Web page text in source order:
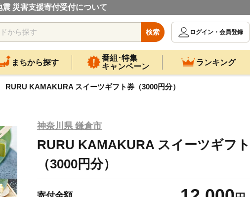
災害支援寄付受付について
検索
ログイン・会員登録
まちから探す
番組･特集
キャンペーン
ランキング
RURU KAMAKURA スイーツギフト券（3000円分）
神奈川県 鎌倉市
RURU KAMAKURA スイーツギフ
（3000円分）